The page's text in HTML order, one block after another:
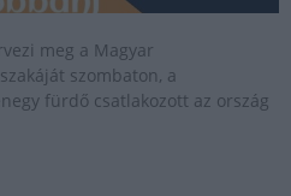
meg a Magyar
szombaton, a
fürdő csatlakozott az ország